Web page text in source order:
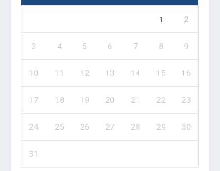
1 2
3 4 5 6 7 8 9
10 11 12 13 14 15 16
17 18 19 20 21 22 23
24 25 26 27 28 29 30
31